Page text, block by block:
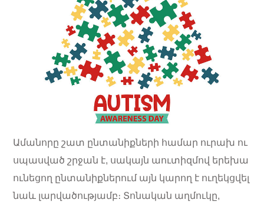
Ամանորը շատ ընտանիքների համար ուրախ ու
սպասված շրջան է, սակայն աուտիզմով երեխա
ունեցող ընտանիքներում այն կարող է ուղեկցվել
նաև լարվածությամբ։ Տոնական աղմուկը,